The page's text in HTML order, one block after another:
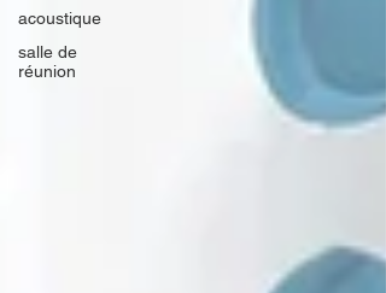
acoustique
salle de
réunion